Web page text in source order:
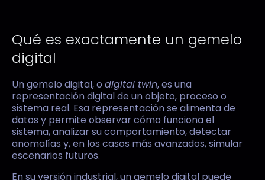
Qué es exactamente un gemelo
digital
Un gemelo digital, o digital twin, es una
representación digital de un objeto, proceso o
sistema real. Esa representación se alimenta de
datos y permite observar cómo funciona el
sistema, analizar su comportamiento, detectar
anomalías y, en los casos más avanzados, simular
escenarios futuros.
En su versión industrial, un gemelo digital puede